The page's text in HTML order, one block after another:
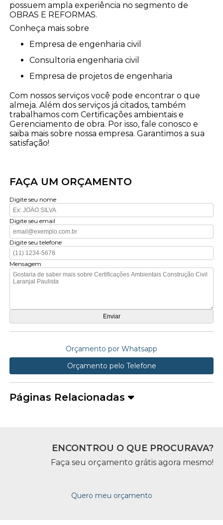
possuem ampla experiência no segmento de
OBRAS E REFORMAS.
Conheça mais sobre
empresa de engenharia civil
consultoria engenharia civil
empresa de projetos de engenharia
Com nossos serviços você pode encontrar o que
almeja. Além dos serviços já citados, também
trabalhamos com Certificações ambientais e
Gerenciamento de obra. Por isso, fale conosco e
saiba mais sobre nossa empresa. Garantimos a sua
satisfação!
FAÇA UM ORÇAMENTO
Digite seu nome
Digite seu email
Digite seu telefone
Mensagem
Orçamento por Whatsapp
Orçamento pelo Telefone
Páginas Relacionadas
ENCONTROU O QUE PROCURAVA?
Faça seu orçamento grátis agora mesmo!
Quero meu orçamento